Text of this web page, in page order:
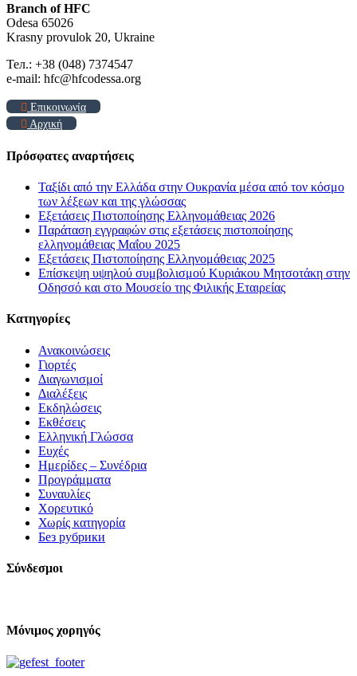
Branch of HFC
Odesa 65026
Krasny provulok 20, Ukraine
Тел.: +38 (048) 7374547
e-mail: hfc@hfcodessa.org
Επικοινωνία
Αρχική
Πρόσφατες αναρτήσεις
Ταξίδι από την Ελλάδα στην Ουκρανία μέσα από τον κόσμο
των λέξεων και της γλώσσας
Εξετάσεις Πιστοποίησης Ελληνομάθειας 2026
Παράταση εγγραφών στις εξετάσεις πιστοποίησης
ελληνομάθειας Μαΐου 2025
Εξετάσεις Πιστοποίησης Ελληνομάθειας 2025
Επίσκεψη υψηλού συμβολισμού Κυριάκου Μητσοτάκη στην
Οδησσό και στο Μουσείο της Φιλικής Εταιρείας
Kατηγορίες
Ανακοινώσεις
Γιορτές
Διαγωνισμοί
Διαλέξεις
Εκδηλώσεις
Εκθέσεις
Ελληνική Γλώσσα
Ευχές
Ημερίδες – Συνέδρια
Προγράμματα
Συναυλίες
Χορευτικό
Χωρίς κατηγορία
Без рубрики
Σύνδεσμοι
Μόνιμος χορηγός